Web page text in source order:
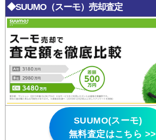
◆SUUMO（スーモ）売却査定
SUUMO(スーモ)
無料査定はこちら >>